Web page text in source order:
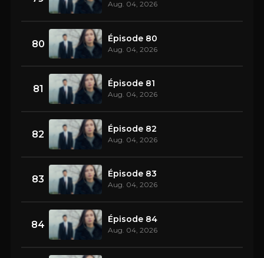
Aug. 04, 2026
80 Épisode 80
Aug. 04, 2026
81 Épisode 81
Aug. 04, 2026
82 Épisode 82
Aug. 04, 2026
83 Épisode 83
Aug. 04, 2026
84 Épisode 84
Aug. 04, 2026